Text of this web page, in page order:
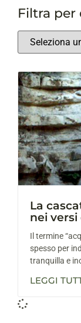
Filtra per
La
nei
Il termine
spesso per
tranquilla e
LEGGI